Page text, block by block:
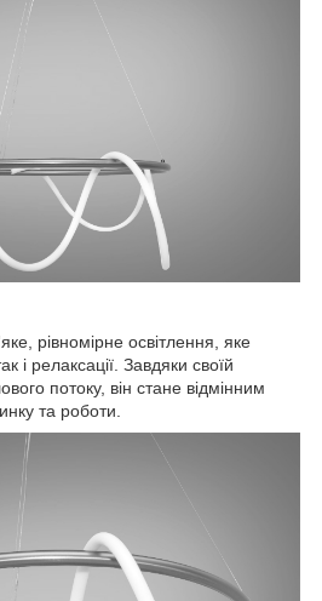
рівномірне освітлення, яке
і релаксації. Завдяки своїй
потоку, він стане відмінним
та роботи.